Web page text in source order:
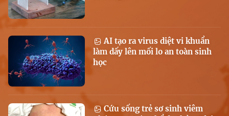
AI tạo ra virus diệt vi khuẩn
làm dấy lên mối lo an toàn sinh
học
Cứu sống trẻ sơ sinh viêm